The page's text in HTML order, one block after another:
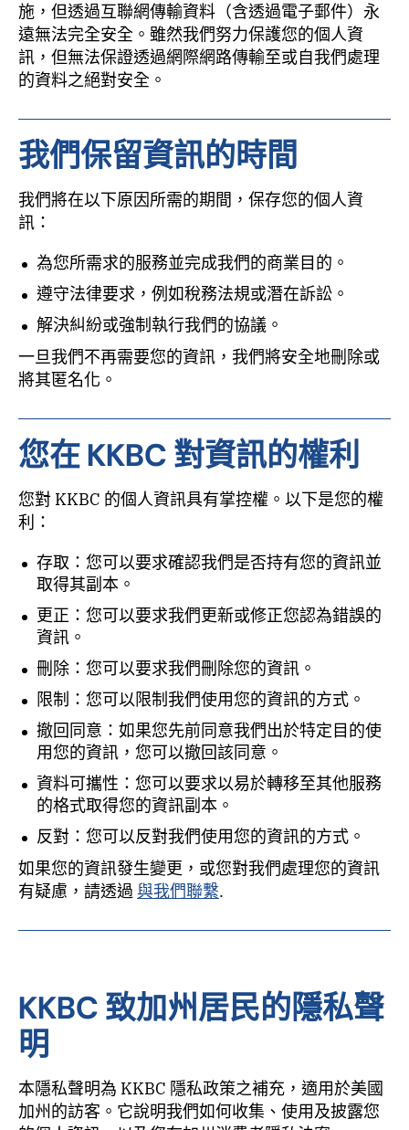
施，但透過互聯網傳輸資料（含透過電子郵件）永
遠無法完全安全。雖然我們努力保護您的個人資
訊，但無法保證透過網際網路傳輸至或自我們處理
的資料之絕對安全。
我們保留資訊的時間
我們將在以下原因所需的期間，保存您的個人資
訊：
為您所需求的服務並完成我們的商業目的。
遵守法律要求，例如稅務法規或潛在訴訟。
解決糾紛或強制執行我們的協議。
一旦我們不再需要您的資訊，我們將安全地刪除或
將其匿名化。
您在 KKBC 對資訊的權利
您對 KKBC 的個人資訊具有掌控權。以下是您的權
利：
存取：您可以要求確認我們是否持有您的資訊並
取得其副本。
更正：您可以要求我們更新或修正您認為錯誤的
資訊。
刪除：您可以要求我們刪除您的資訊。
限制：您可以限制我們使用您的資訊的方式。
撤回同意：如果您先前同意我們出於特定目的使
用您的資訊，您可以撤回該同意。
資料可攜性：您可以要求以易於轉移至其他服務
的格式取得您的資訊副本。
反對：您可以反對我們使用您的資訊的方式。
如果您的資訊發生變更，或您對我們處理您的資訊
有疑慮，請透過與我們聯繫.
KKBC 致加州居民的隱私聲
明
本隱私聲明為 KKBC 隱私政策之補充，適用於美國
加州的訪客。它說明我們如何收集、使用及披露您